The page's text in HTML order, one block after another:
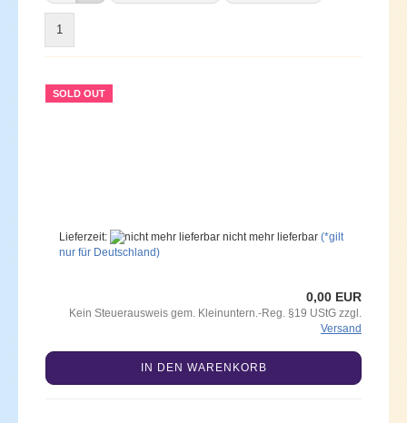
1
SOLD OUT
Lieferzeit: nicht mehr lieferbar (*gilt
nur für Deutschland)
0,00 EUR
Kein Steuerausweis gem. Kleinuntern.-Reg. §19 UStG zzgl.
Versand
IN DEN WARENKORB